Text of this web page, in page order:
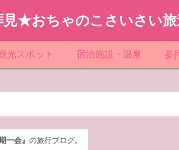
見★おちゃのこさいさい旅
光スポット
び・体験
宿泊施設・温泉 参
一会』 の旅行ブログ。